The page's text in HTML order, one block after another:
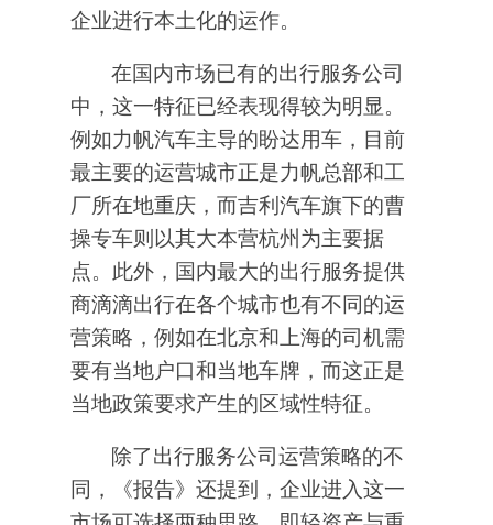
企业进行本土化的运作。
在国内市场已有的出行服务公司
中，这一特征已经表现得较为明显。
例如力帆汽车主导的盼达用车，目前
最主要的运营城市正是力帆总部和工
厂所在地重庆，而吉利汽车旗下的曹
操专车则以其大本营杭州为主要据
点。此外，国内最大的出行服务提供
商滴滴出行在各个城市也有不同的运
营策略，例如在北京和上海的司机需
要有当地户口和当地车牌，而这正是
当地政策要求产生的区域性特征。
除了出行服务公司运营策略的不
同，《报告》还提到，企业进入这一